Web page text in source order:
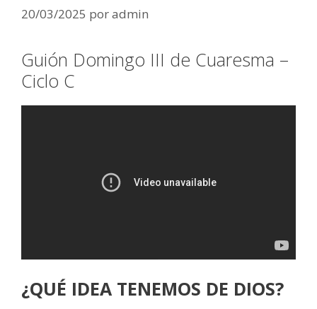
20/03/2025 poradmin
Guión Domingo III de Cuaresma –
Ciclo C
¿QUÉ IDEA TENEMOS DE DIOS?